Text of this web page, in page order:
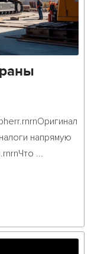
напрямую
...